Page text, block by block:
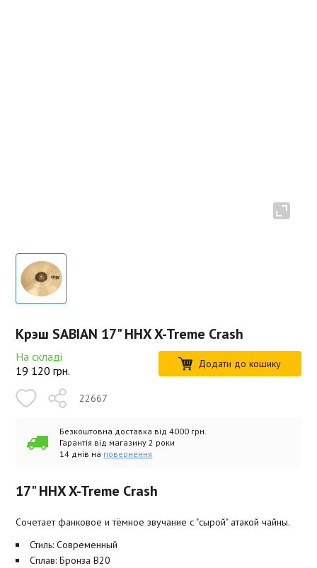
Крэш SABIAN 17" HHX X-Treme Crash
На складі
19 120 грн. Додати до кошику
22667
Безкоштовна доставка від 4000 грн.
Гарантія від магазину 2 роки
14 днів на повернення
17" HHX X-Treme Crash
Сочетает фанковое и тёмное звучание с "сырой" атакой чайны.
Стиль: Современный
Сплав: Бронза B20